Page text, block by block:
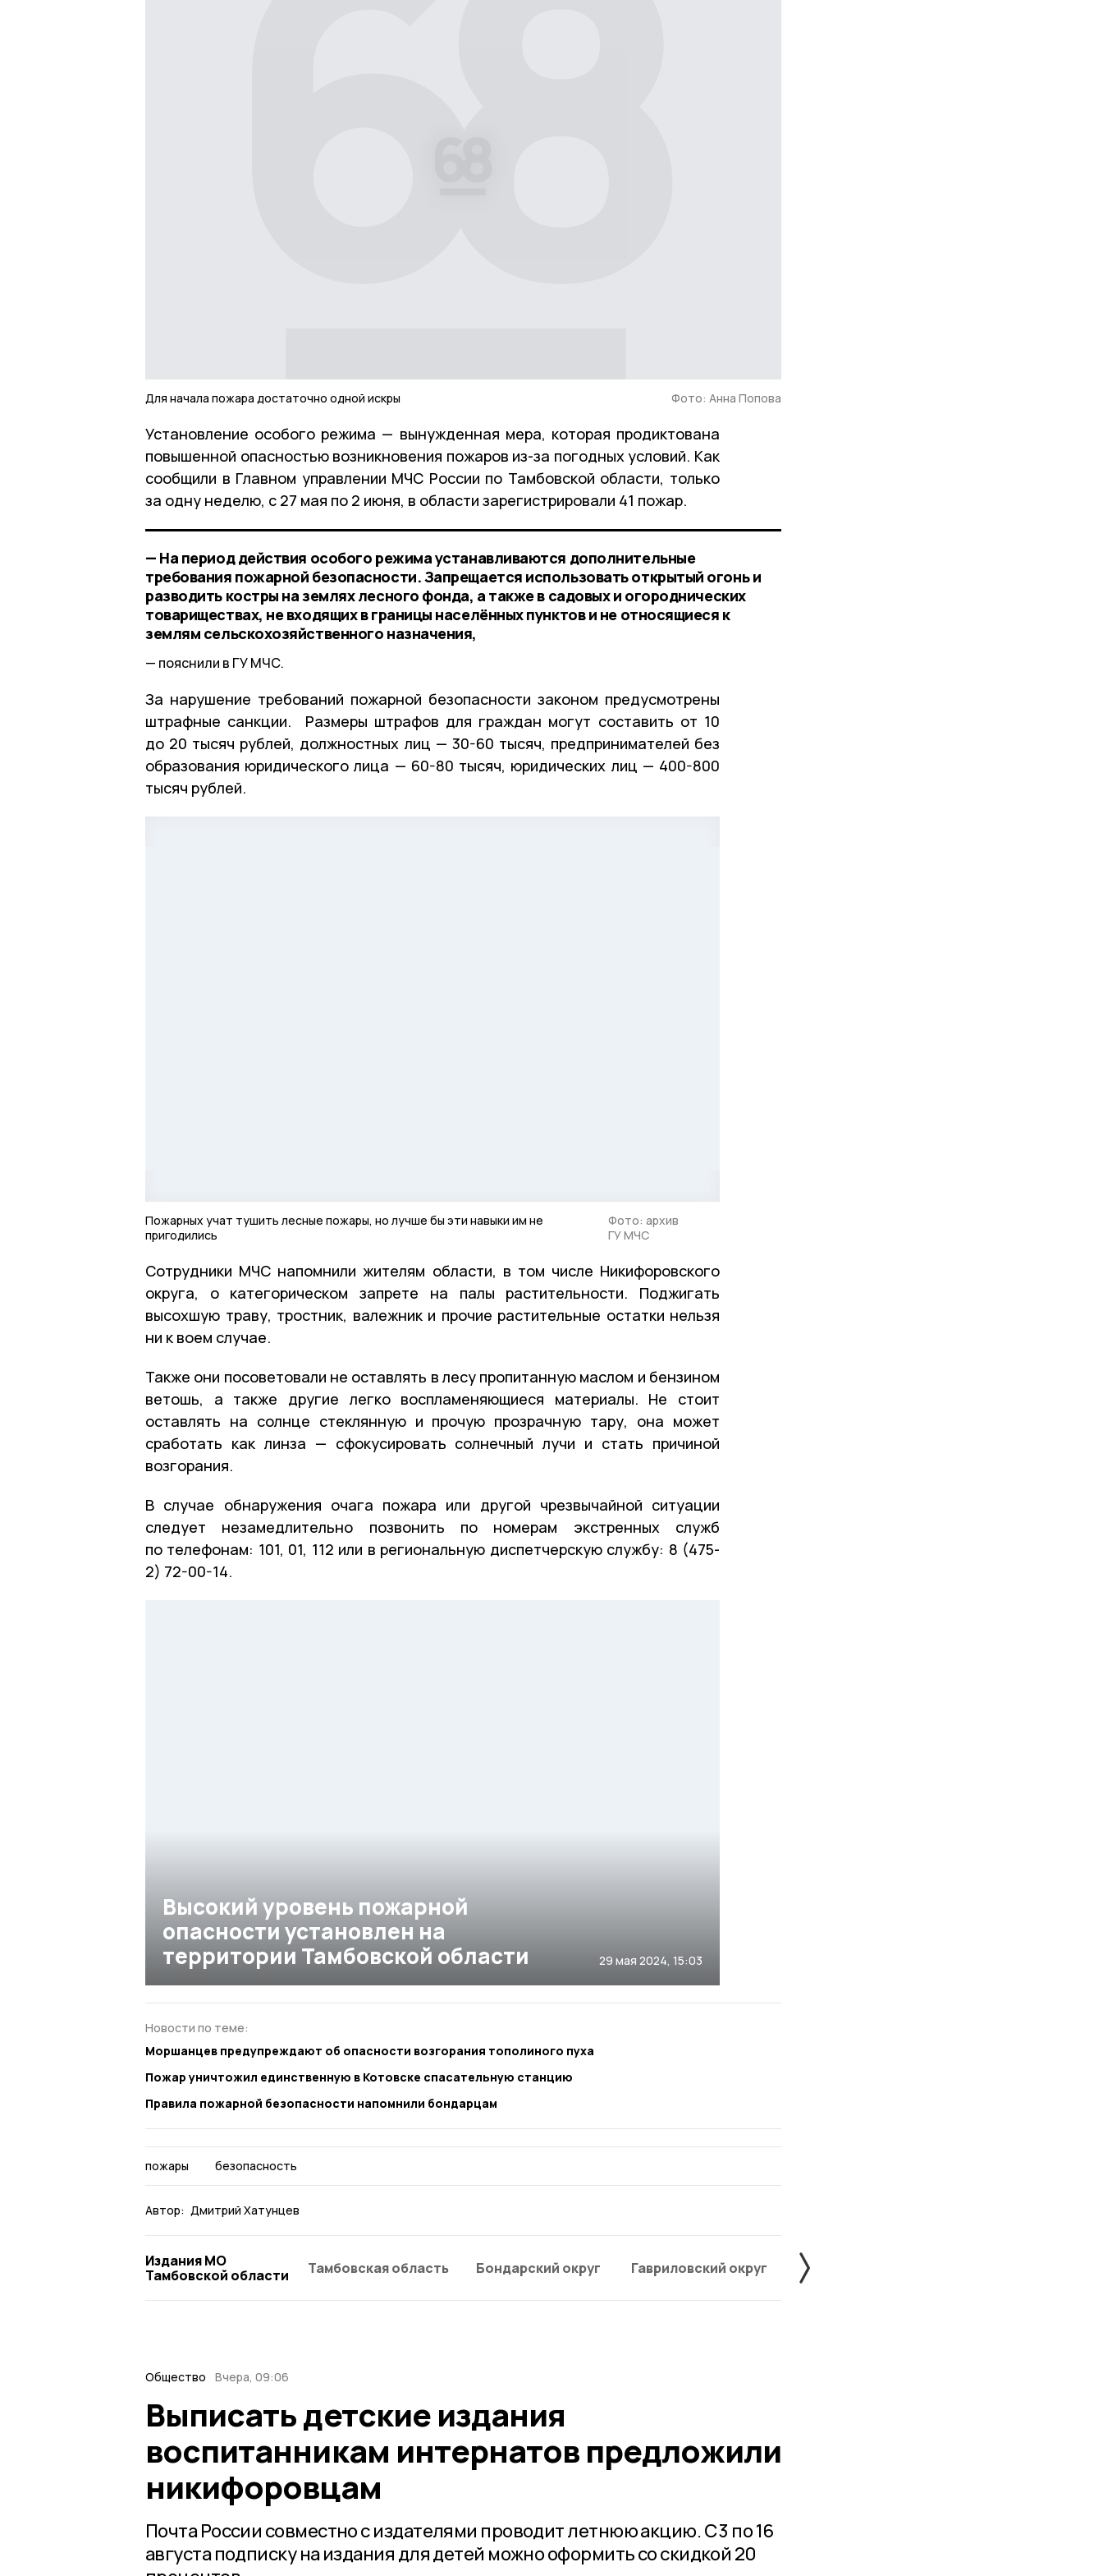
Для начала пожара достаточно одной искры Фото: Анна Попова
Установление особого режима — вынужденная мера, которая продиктована
повышенной опасностью возникновения пожаров из-за погодных условий. Как
сообщили в Главном управлении МЧС России по Тамбовской области, только
за одну неделю, с 27 мая по 2 июня, в области зарегистрировали 41 пожар.
— На период действия особого режима устанавливаются дополнительные
требования пожарной безопасности. Запрещается использовать открытый огонь и
разводить костры на землях лесного фонда, а также в садовых и огороднических
товариществах, не входящих в границы населённых пунктов и не относящиеся к
землям сельскохозяйственного назначения,
пояснили в ГУ МЧС.
За нарушение требований пожарной безопасности законом предусмотрены
штрафные санкции. Размеры штрафов для граждан могут составить от 10
до 20 тысяч рублей, должностных лиц — 30-60 тысяч, предпринимателей без
образования юридического лица — 60-80 тысяч, юридических лиц — 400-800
тысяч рублей.
Пожарных учат тушить лесные пожары, но лучше бы эти навыки им не
пригодились
Фото: архив
ГУ МЧС
Сотрудники МЧС напомнили жителям области, в том числе Никифоровского
округа, о категорическом запрете на палы растительности. Поджигать
высохшую траву, тростник, валежник и прочие растительные остатки нельзя
ни к воем случае.
Также они посоветовали не оставлять в лесу пропитанную маслом и бензином
ветошь, а также другие легко воспламеняющиеся материалы. Не стоит
оставлять на солнце стеклянную и прочую прозрачную тару, она может
сработать как линза — сфокусировать солнечный лучи и стать причиной
возгорания.
В случае обнаружения очага пожара или другой чрезвычайной ситуации
следует незамедлительно позвонить по номерам экстренных служб
по телефонам: 101, 01, 112 или в региональную диспетчерскую службу: 8 (475-
2) 72-00-14.
Высокий уровень пожарной
опасности установлен на
территории Тамбовской области
29 мая 2024, 15:03
Новости по теме:
Моршанцев предупреждают об опасности возгорания тополиного пуха
Пожар уничтожил единственную в Котовске спасательную станцию
Правила пожарной безопасности напомнили бондарцам
пожары безопасность
Автор: Дмитрий Хатунцев
Издания МО
Тамбовской области
Тамбовская область Бондарский округ Гавриловский округ Жердевский округ
Общество Вчера, 09:06
Выписать детские издания
воспитанникам интернатов предложили
никифоровцам
Почта России совместно с издателями проводит летнюю акцию. С 3 по 16
августа подписку на издания для детей можно оформить со скидкой 20